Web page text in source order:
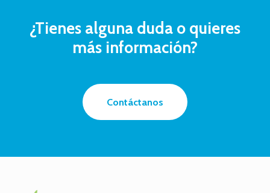
¿Tienes alguna duda o quieres
más información?
Contáctanos